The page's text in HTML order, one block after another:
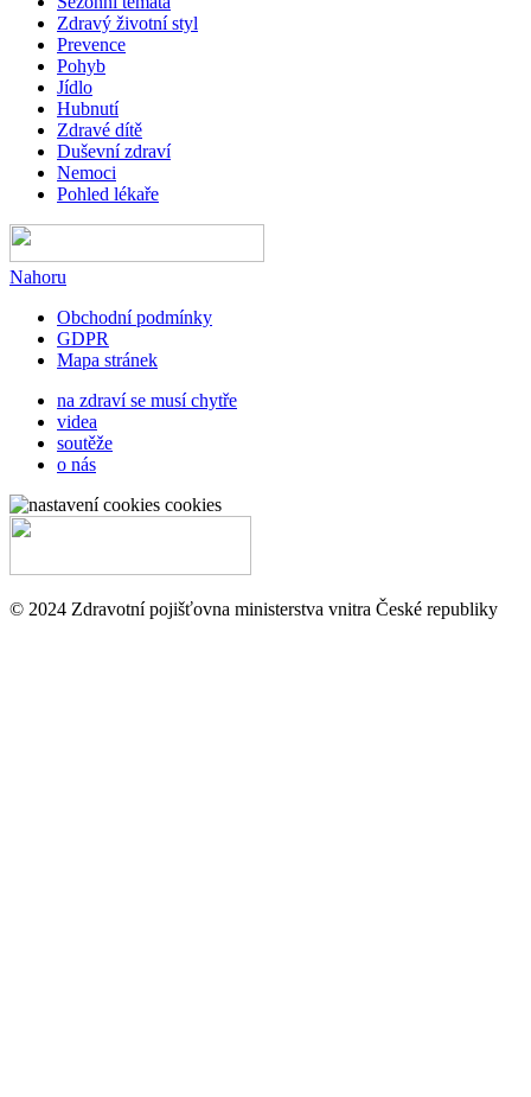
Zdravý životní styl
Prevence
Pohyb
Jídlo
Hubnutí
Zdravé dítě
Duševní zdraví
Nemoci
Pohled lékaře
Nahoru
Obchodní podmínky
GDPR
Mapa stránek
na zdraví se musí chytře
videa
soutěže
o nás
cookies
© 2024 Zdravotní pojišťovna ministerstva vnitra České republiky